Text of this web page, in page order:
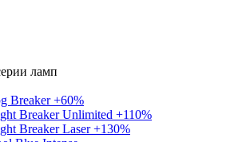
ламп
Breaker +60%
Breaker Unlimited +110%
Breaker Laser +130%